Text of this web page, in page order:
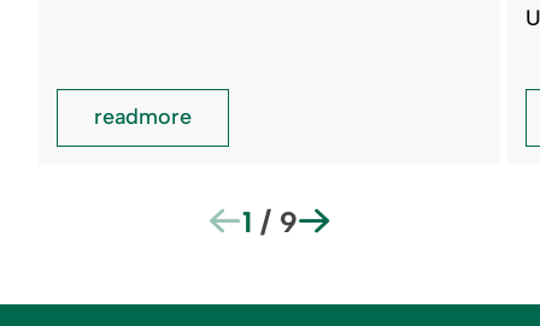
readmore
1 / 9